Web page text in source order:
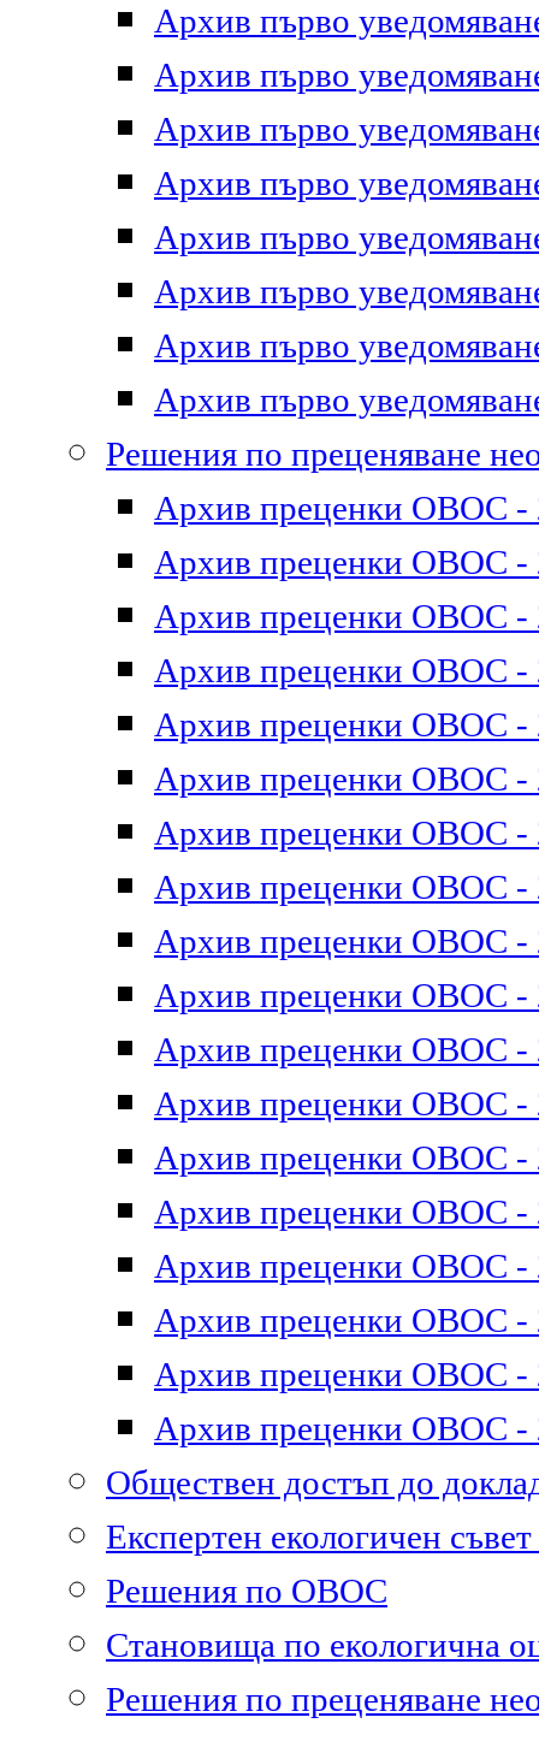
Архив първо
Архив първо
Архив първо
Архив първо
Архив първо
Архив първо
Архив първо
Архив първо
Решения по преценяване
Архив преценки ОВОС -
Архив преценки ОВОС -
Архив преценки ОВОС -
Архив преценки ОВОС -
Архив преценки ОВОС -
Архив преценки ОВОС -
Архив преценки ОВОС -
Архив преценки ОВОС -
Архив преценки ОВОС -
Архив преценки ОВОС -
Архив преценки ОВОС -
Архив преценки ОВОС -
Архив преценки ОВОС -
Архив преценки ОВОС -
Архив преценки ОВОС -
Архив преценки ОВОС -
Архив преценки ОВОС -
Архив преценки ОВОС -
Обществен достъп до
Експертен екологичен
Решения по ОВОС
Становища по екологична
Решения по преценяване